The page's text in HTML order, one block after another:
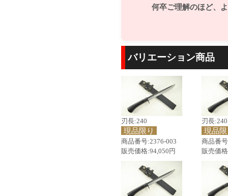
何卒ご理解のほど、
バリエーション商品
刃長:240
現品限り
商品番号:2376-003
販売価格:94,050円
刃長:240
現品
商品番
販売価